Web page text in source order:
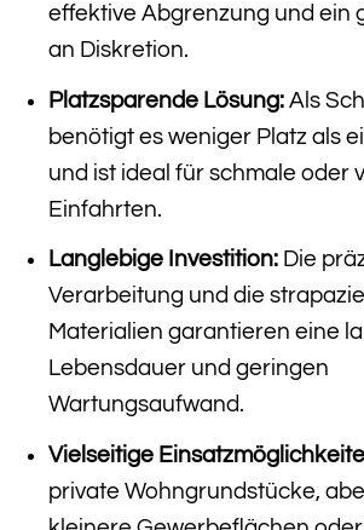
effektive Abgrenzung und ein
an Diskretion.
Platzsparende Lösung:Als
benötigt es weniger Platz als
und ist ideal für schmale oder
Einfahrten.
Langlebige Investition:Die
Verarbeitung und die
Materialien garantieren eine
Lebensdauer und geringen
Wartungsaufwand.
Vielseitige
private Wohngrundstücke,